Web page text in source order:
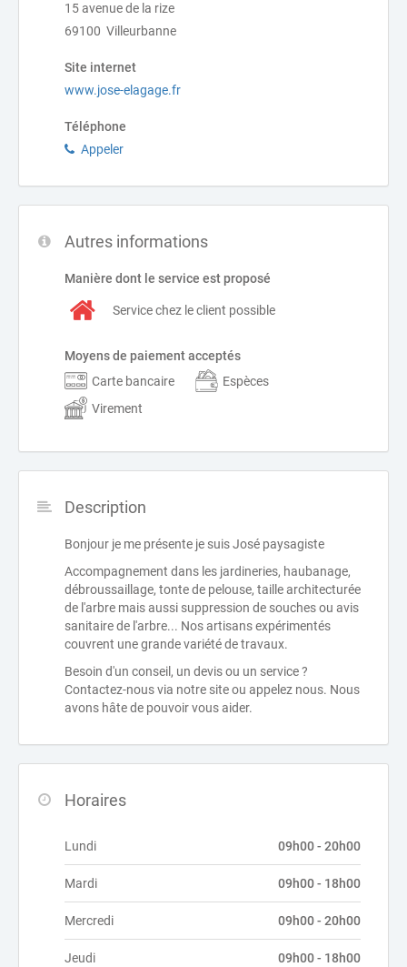
15 avenue de la rize
69100 Villeurbanne
Site internet
www.jose-elagage.fr
Téléphone
Appeler
Autres informations
Manière dont le service est proposé
Service chez le client possible
Moyens de paiement acceptés
Carte bancaire
Espèces
Virement
Description
Bonjour je me présente je suis José paysagiste
Accompagnement dans les jardineries, haubanage,
débroussaillage, tonte de pelouse, taille architecturée
de l'arbre mais aussi suppression de souches ou avis
sanitaire de l'arbre... Nos artisans expérimentés
couvrent une grande variété de travaux.
Besoin d'un conseil, un devis ou un service ?
Contactez-nous via notre site ou appelez nous. Nous
avons hâte de pouvoir vous aider.
Horaires
Lundi 09h00 - 20h00
Mardi 09h00 - 18h00
Mercredi 09h00 - 20h00
Jeudi 09h00 - 18h00